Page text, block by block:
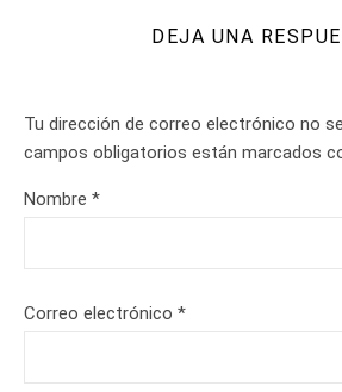
DEJA UNA
Tu dirección de correo electrónico no
campos obligatorios están marcados
Nombre *
Correo electrónico *